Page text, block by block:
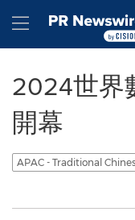
Hamburger
2024世界
開幕
APAC - Traditional